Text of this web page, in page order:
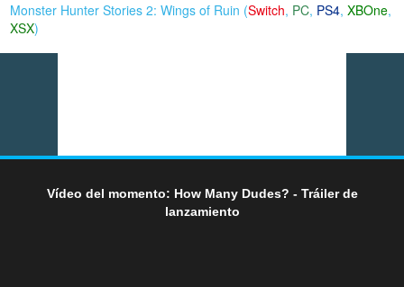
Monster Hunter Stories 2: Wings of Ruin (Switch, PC, PS4,XBOne,
XSX)
Vídeo del momento: How Many Dudes? - Tráiler de
lanzamiento